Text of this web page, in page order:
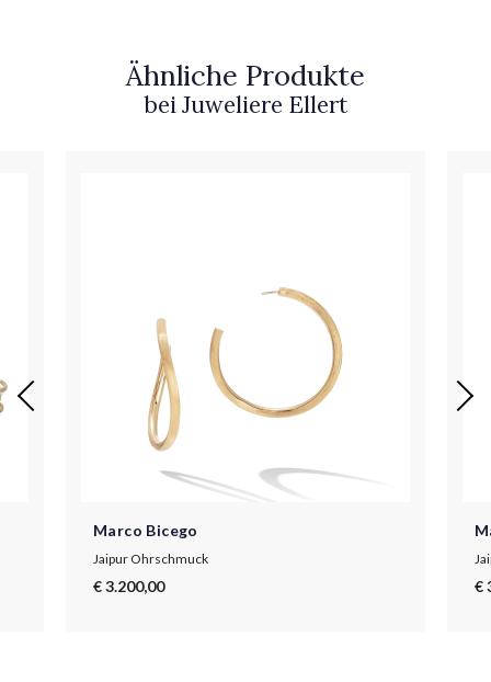
Ähnliche Produkte
bei Juweliere Ellert
Marco Bicego
Jaipur Ohrschmuck
€ 3.200,00 €